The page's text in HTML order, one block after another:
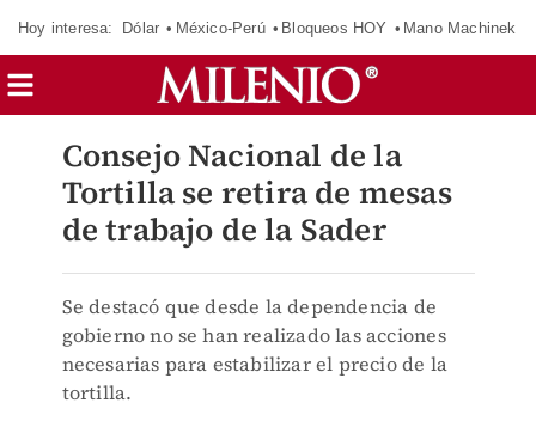
Hoy interesa: Dólar México-Perú Bloqueos HOY Mano Machinek
Consejo Nacional de la
Tortilla se retira de mesas
de trabajo de la Sader
Se destacó que desde la dependencia de
gobierno no se han realizado las acciones
necesarias para estabilizar el precio de la
tortilla.